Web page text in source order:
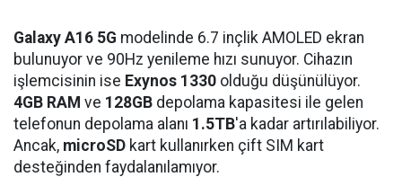
Galaxy A16 5G modelinde 6.7 inçlik AMOLED ekran
bulunuyor ve 90Hz yenileme hızı sunuyor. Cihazın
işlemcisinin ise Exynos 1330 olduğu düşünülüyor.
4GB RAM ve 128GB depolama kapasitesi ile gelen
telefonun depolama alanı 1.5TB'a kadar artırılabiliyor.
Ancak, microSD kart kullanırken çift SIM kart
desteğinden faydalanılamıyor.